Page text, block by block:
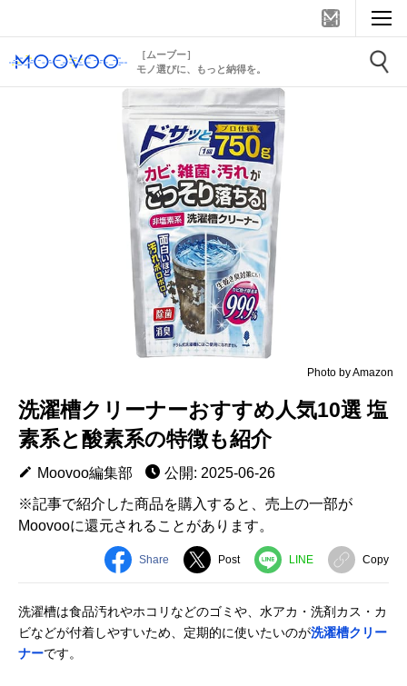
［ムーブー］
モノ選びに、もっと納得を。
Photo by Amazon
洗濯槽クリーナーおすすめ人気10選 塩
素系と酸素系の特徴も紹介
Moovoo編集部
公開: 2025-06-26
※記事で紹介した商品を購入すると、売上の一部が
Moovooに還元されることがあります。
Share Post LINE Copy
洗濯槽は食品汚れやホコリなどのゴミや、水アカ・洗剤カス・カ
ビなどが付着しやすいため、定期的に使いたいのが洗濯槽クリー
ナーです。